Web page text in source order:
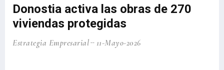
Donostia activa las obras de 270
viviendas protegidas
Estrategia Empresarial 11-Mayo-2026